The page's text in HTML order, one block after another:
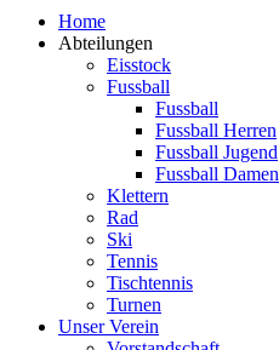
Home
Abteilungen
Eisstock
Fussball
Fussball
Fussball Herren
Fussball Jugend
Fussball Damen
Klettern
Rad
Ski
Tennis
Tischtennis
Turnen
Unser Verein